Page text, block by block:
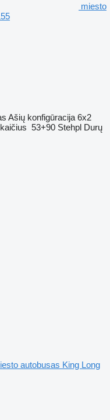
miesto
Ašių konfigūracija 6x2
53+90 Stehpl Durų
autobusas King Long